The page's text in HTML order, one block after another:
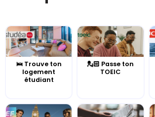
🛌 Trouve ton
logement
étudiant
💂🏻 Passe ton
TOEIC